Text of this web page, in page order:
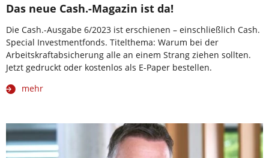
Das neue Cash.-Magazin ist da!
Die Cash.-Ausgabe 6/2023 ist erschienen – einschließlich Cash.
Special Investmentfonds. Titelthema: Warum bei der
Arbeitskraftabsicherung alle an einem Strang ziehen sollten.
Jetzt gedruckt oder kostenlos als E-Paper bestellen.
mehr